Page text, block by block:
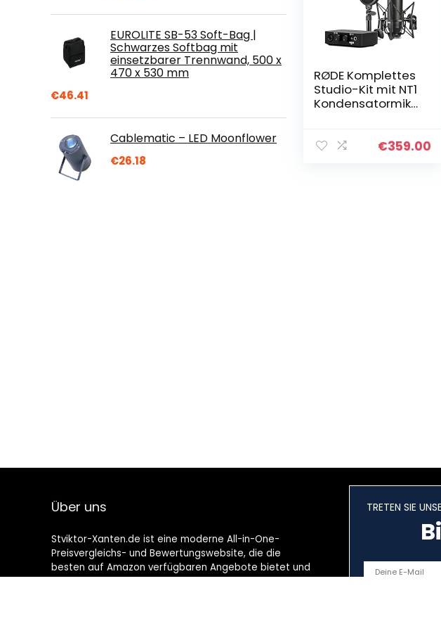
EUROLITE SB-53 Soft-Bag |
Schwarzes Softbag mit
einsetzbarer Trennwand, 500 x
470 x 530 mm
€46.41
Cablematic – LED Moonflower
€26.18
RØDE Komplettes
Studio-Kit mit NT1
Kondensatormikr
für
€359.00
Über uns
Stviktor-Xanten.de ist eine moderne All-in-One-
Preisvergleichs- und Bewertungswebsite, die die
besten auf Amazon verfügbaren Angebote bietet und
Sie durch die neuesten hinzugefügten Blogs auf dem
TRETEN SIE